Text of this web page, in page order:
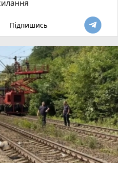
Підпишись